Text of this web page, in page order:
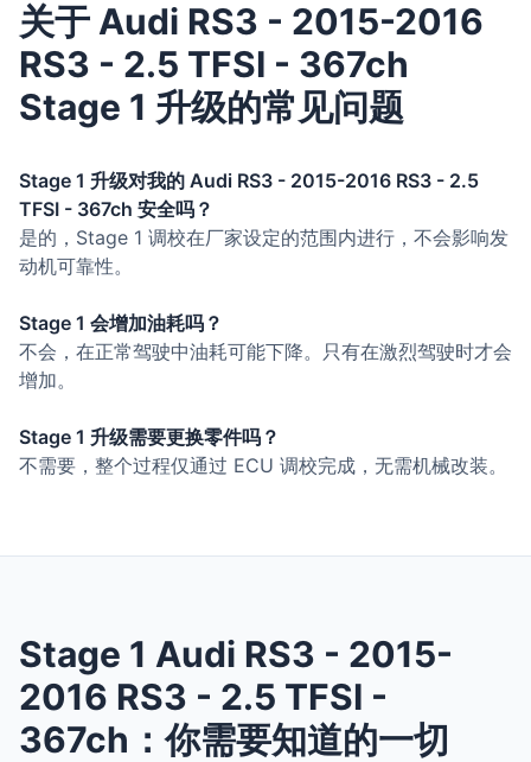
关于 Audi RS3 - 2015-2016
RS3 - 2.5 TFSI - 367ch
Stage 1 升级的常见问题
Stage 1 升级对我的 Audi RS3 - 2015-2016 RS3 - 2.5
TFSI - 367ch 安全吗？
是的，Stage 1 调校在厂家设定的范围内进行，不会影响发
动机可靠性。
Stage 1 会增加油耗吗？
不会，在正常驾驶中油耗可能下降。只有在激烈驾驶时才会
增加。
Stage 1 升级需要更换零件吗？
不需要，整个过程仅通过 ECU 调校完成，无需机械改装。
Stage 1 Audi RS3 - 2015-
2016 RS3 - 2.5 TFSI -
367ch：你需要知道的一切